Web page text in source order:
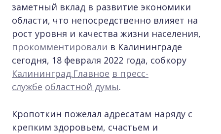
заметный вклад в развитие экономики
области, что непосредственно влияет на
рост уровня и качества жизни населения,
прокомментировали в Калининграде
сегодня, 18 февраля 2022 года, собкору
Калининград.Главное в пресс-
службе областной думы.
Кропоткин пожелал адресатам наряду с
крепким здоровьем, счастьем и